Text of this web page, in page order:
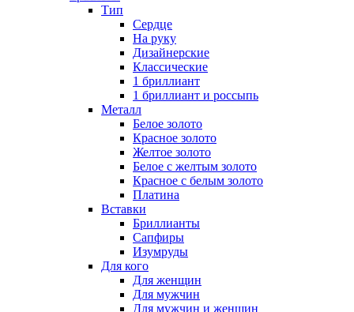
Тип
Сердце
На руку
Дизайнерские
Классические
1 бриллиант
1 бриллиант и россыпь
Металл
Белое золото
Красное золото
Желтое золото
Белое с желтым золото
Красное с белым золото
Платина
Вставки
Бриллианты
Сапфиры
Изумруды
Для кого
Для женщин
Для мужчин
Для мужчин и женщин